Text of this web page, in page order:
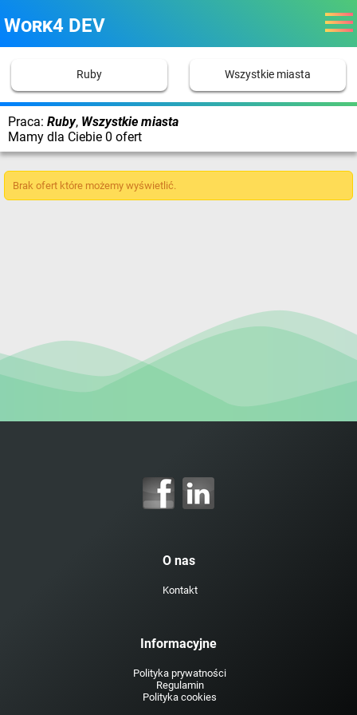
Work4 DEV
Ruby Wszystkie miasta
Praca: Ruby, Wszystkie miasta
Mamy dla Ciebie 0 ofert
Brak ofert które możemy wyświetlić.
O nas
Kontakt
Informacyjne
Polityka prywatności
Regulamin
Polityka cookies